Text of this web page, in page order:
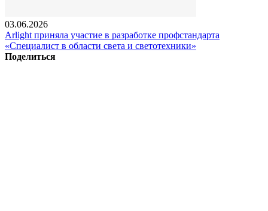
03.06.2026
Arlight приняла участие в разработке профстандарта
«Специалист в области света и светотехники»
Поделиться